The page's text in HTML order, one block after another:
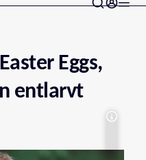
Eggs,
entlarvt